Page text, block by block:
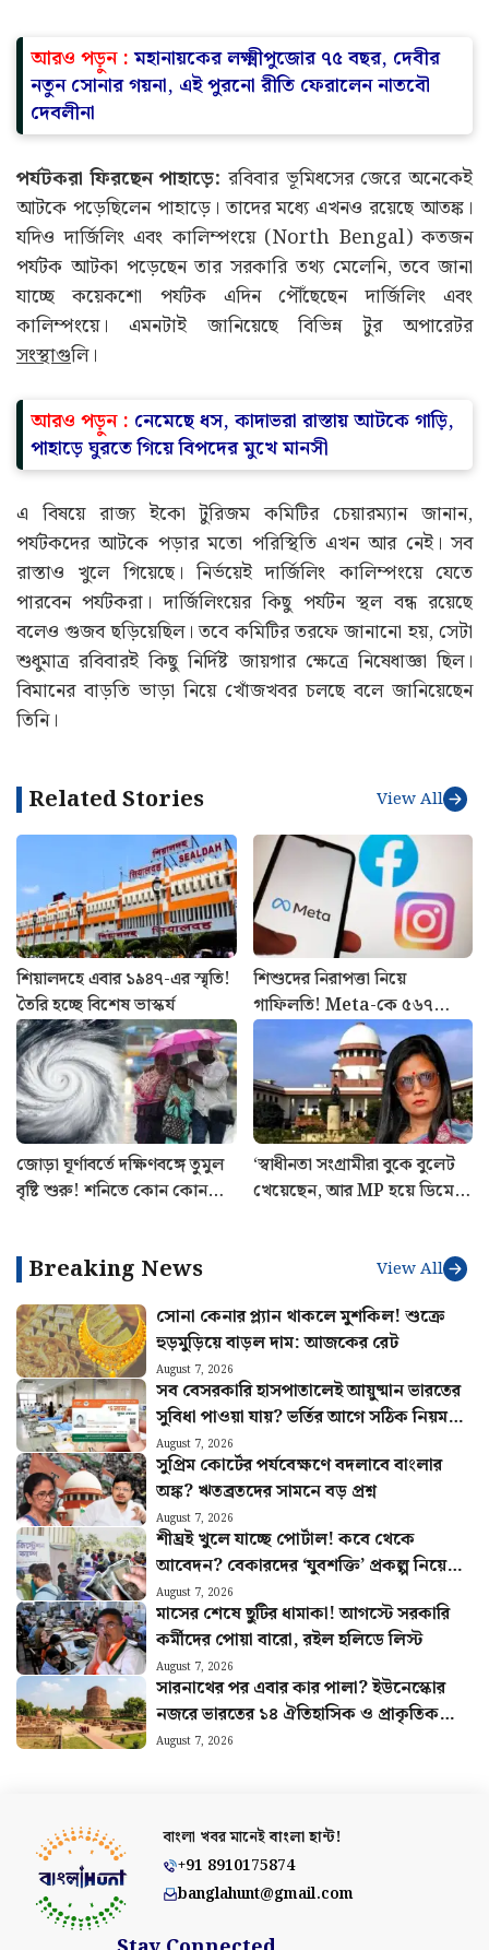
আরও পড়ুন :মহানায়কের লক্ষ্মীপুজোর ৭৫ বছর, দেবীর
নতুন সোনার গয়না, এই পুরনো রীতি ফেরালেন নাতবৌ
দেবলীনা
পর্যটকরা ফিরছেন পাহাড়ে: রবিবার ভূমিধসের জেরে অনেকেই
আটকে পড়েছিলেন পাহাড়ে। তাদের মধ্যে এখনও রয়েছে আতঙ্ক।
যদিও দার্জিলিং এবং কালিম্পংয়ে (North Bengal) কতজন
পর্যটক আটকা পড়েছেন তার সরকারি তথ্য মেলেনি, তবে জানা
যাচ্ছে কয়েকশো পর্যটক এদিন পৌঁছেছেন দার্জিলিং এবং
কালিম্পংয়ে। এমনটাই জানিয়েছে বিভিন্ন টুর অপারেটর
সংস্থাগুলি।
আরও পড়ুন : নেমেছে ধস, কাদাভরা রাস্তায় আটকে গাড়ি,
পাহাড়ে ঘুরতে গিয়ে বিপদের মুখে মানসী
এ বিষয়ে রাজ্য ইকো টুরিজম কমিটির চেয়ারম্যান জানান,
পর্যটকদের আটকে পড়ার মতো পরিস্থিতি এখন আর নেই। সব
রাস্তাও খুলে গিয়েছে। নির্ভয়েই দার্জিলিং কালিম্পংয়ে যেতে
পারবেন পর্যটকরা। দার্জিলিংয়ের কিছু পর্যটন স্থল বন্ধ রয়েছে
বলেও গুজব ছড়িয়েছিল। তবে কমিটির তরফে জানানো হয়, সেটা
শুধুমাত্র রবিবারই কিছু নির্দিষ্ট জায়গার ক্ষেত্রে নিষেধাজ্ঞা ছিল।
বিমানের বাড়তি ভাড়া নিয়ে খোঁজখবর চলছে বলে জানিয়েছেন
তিনি।
Related Stories View All
শিয়ালদহে এবার ১৯৪৭-এর স্মৃতি!
তৈরি হচ্ছে বিশেষ ভাস্কর্য
শিশুদের নিরাপত্তা নিয়ে
গাফিলতি! Meta-কে ৫৬৭
মিলিয়ন ডলার জরিমানার নির্দেশ
মার্কিন আদালতের
জোড়া ঘূর্ণাবর্তে দক্ষিণবঙ্গে তুমুল
বৃষ্টি শুরু! শনিতে কোন কোন
‘স্বাধীনতা সংগ্রামীরা বুকে বুলেট
খেয়েছেন, আর MP হয়ে ডিমে
Breaking News View All
সোনা কেনার প্ল্যান থাকলে মুশকিল! শুক্রে
হুড়মুড়িয়ে বাড়ল দাম: আজকের রেট
August 7, 2026
সব বেসরকারি হাসপাতালেই আয়ুষ্মান ভারতের
সুবিধা পাওয়া যায়? ভর্তির আগে সঠিক নিয়ম
জানুন
August 7, 2026
সুপ্রিম কোর্টের পর্যবেক্ষণে বদলাবে বাংলার
অঙ্ক? ঋতব্রতদের সামনে বড় প্রশ্ন
August 7, 2026
শীঘ্রই খুলে যাচ্ছে পোর্টাল! কবে থেকে
আবেদন? বেকারদের ‘যুবশক্তি’ প্রকল্প নিয়ে
নয়া আপডেট
August 7, 2026
মাসের শেষে ছুটির ধামাকা! আগস্টে সরকারি
কর্মীদের পোয়া বারো, রইল হলিডে লিস্ট
August 7, 2026
সারনাথের পর এবার কার পালা? ইউনেস্কোর
নজরে ভারতের ১৪ ঐতিহাসিক ও প্রাকৃতিক
সম্পদ
August 7, 2026
বাংলা খবর মানেইবাংলা হান্ট!
+91 8910175874
banglahunt@gmail.com